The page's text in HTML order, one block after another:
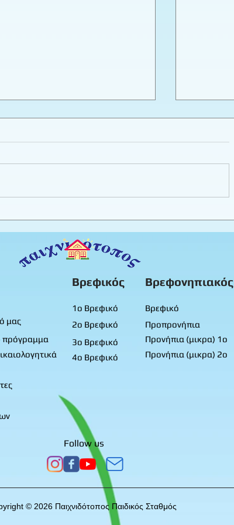
Βρεφικός Βρεφονηπιακός
μας
πρόγραμμα
1ο Βρεφικό
2ο Βρεφικό
3ο Βρεφικό
4ο Βρεφικό
Βρεφικό
Προπρονήπια
Προνήπια (μικρα) 1ο
Προνήπια (μικρα) 2ο
Follow us
© 2026 Παιχνιδότοπος Παιδικός Σταθμός